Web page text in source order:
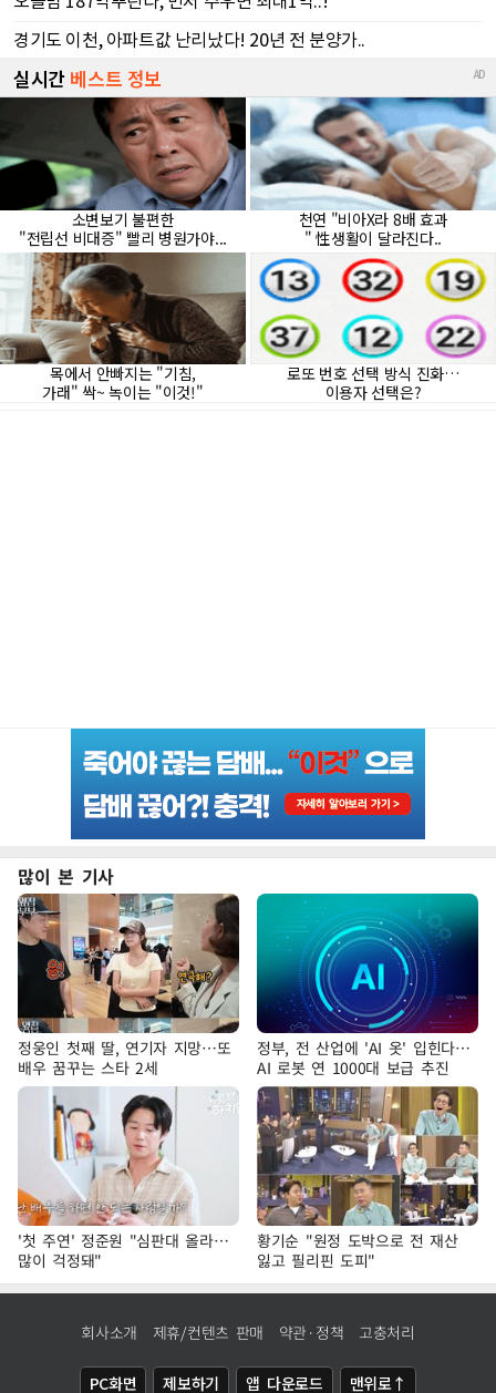
많이 본 기사
정웅인 첫째 딸, 연기자 지망…또
배우 꿈꾸는 스타 2세
정부, 전 산업에 'AI 옷' 입힌다…
AI 로봇 연 1000대 보급 추진
'첫 주연' 정준원 "심판대 올라…
많이 걱정돼"
황기순 "원정 도박으로 전 재산
잃고 필리핀 도피"
회사소개 제휴/컨텐츠 판매 약관·정책 고충처리
PC화면 제보하기 앱 다운로드 맨위로↑